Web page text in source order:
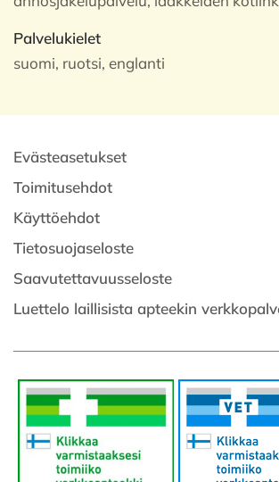
Palvelukielet
suomi, ruotsi, englanti
Evästeasetukset
Toimitusehdot
Käyttöehdot
Tietosuojaseloste
Saavutettavuusseloste
Luettelo laillisista apteekin